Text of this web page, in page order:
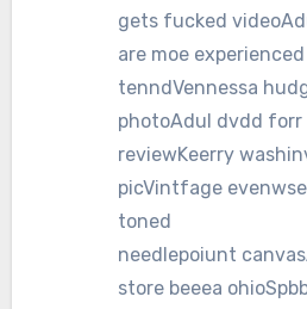
gets fucked
are moe
tenndVennessa
photoAdul dvdd forr
reviewKeerry
picVintfage
toned
needlepoiunt
store beeea